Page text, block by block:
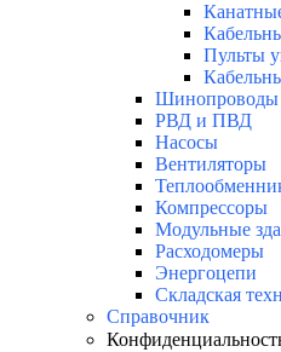
Пульты
Шинопроводы
РВД и ПВД
Насосы
Вентиляторы
Компрессоры
Модульные
Расходомеры
Энергоцепи
Складская
Справочник